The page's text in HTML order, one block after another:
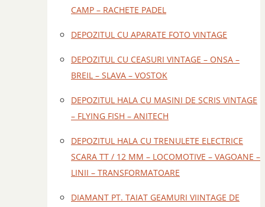
CAMP – RACHETE PADEL
DEPOZITUL CU APARATE FOTO VINTAGE
DEPOZITUL CU CEASURI VINTAGE – ONSA –
BREIL – SLAVA – VOSTOK
DEPOZITUL HALA CU MASINI DE SCRIS VINTAGE
– FLYING FISH – ANITECH
DEPOZITUL HALA CU TRENULETE ELECTRICE
SCARA TT / 12 MM – LOCOMOTIVE – VAGOANE –
LINII – TRANSFORMATOARE
DIAMANT PT. TAIAT GEAMURI VIINTAGE DE